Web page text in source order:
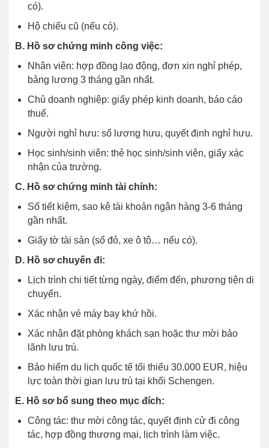
có).
Hộ chiếu cũ (nếu có).
B. Hồ sơ chứng minh công việc:
Nhân viên: hợp đồng lao động, đơn xin nghỉ phép,
bảng lương 3 tháng gần nhất.
Chủ doanh nghiệp: giấy phép kinh doanh, báo cáo
thuế.
Người nghỉ hưu: sổ lương hưu, quyết định nghỉ hưu.
Học sinh/sinh viên: thẻ học sinh/sinh viên, giấy xác
nhận của trường.
C. Hồ sơ chứng minh tài chính:
Sổ tiết kiệm, sao kê tài khoản ngân hàng 3-6 tháng
gần nhất.
Giấy tờ tài sản (sổ đỏ, xe ô tô… nếu có).
D. Hồ sơ chuyến đi:
Lịch trình chi tiết từng ngày, điểm đến, phương tiện di
chuyển.
Xác nhận vé máy bay khứ hồi.
Xác nhận đặt phòng khách sạn hoặc thư mời bảo
lãnh lưu trú.
Bảo hiểm du lịch quốc tế tối thiểu 30.000 EUR, hiệu
lực toàn thời gian lưu trú tại khối Schengen.
E. Hồ sơ bổ sung theo mục đích:
Công tác: thư mời công tác, quyết định cử đi công
tác, hợp đồng thương mại, lịch trình làm việc.